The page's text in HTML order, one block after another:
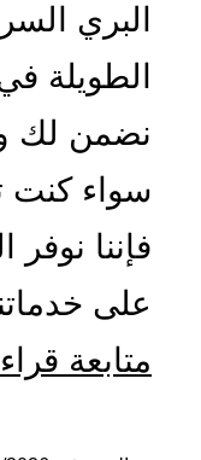
البري
الطويلة
نضمن لك
سواء كنت
فإننا نوفر
على
متابعة